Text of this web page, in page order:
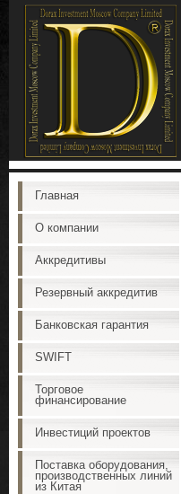
Главная
О компании
Аккредитивы
Резервный аккредитив
Банковская гарантия
SWIFT
Торговое
финансирование
Инвестиций проектов
Поставка оборудования,
производственных линий
из Китая